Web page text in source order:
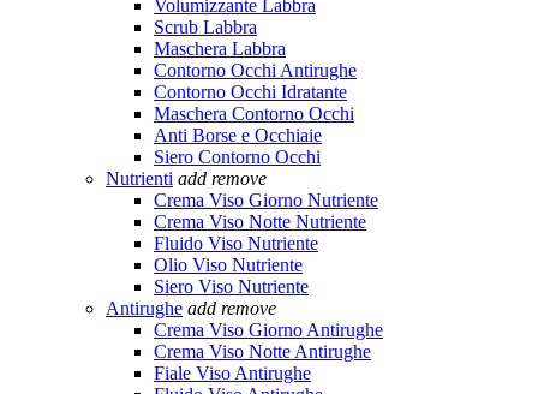
Volumizzante Labbra
Scrub Labbra
Maschera Labbra
Contorno Occhi Antirughe
Contorno Occhi Idratante
Maschera Contorno Occhi
Anti Borse e Occhiaie
Siero Contorno Occhi
Nutrienti add remove
Crema Viso Giorno Nutriente
Crema Viso Notte Nutriente
Fluido Viso Nutriente
Olio Viso Nutriente
Siero Viso Nutriente
Antirughe add remove
Crema Viso Giorno Antirughe
Crema Viso Notte Antirughe
Fiale Viso Antirughe